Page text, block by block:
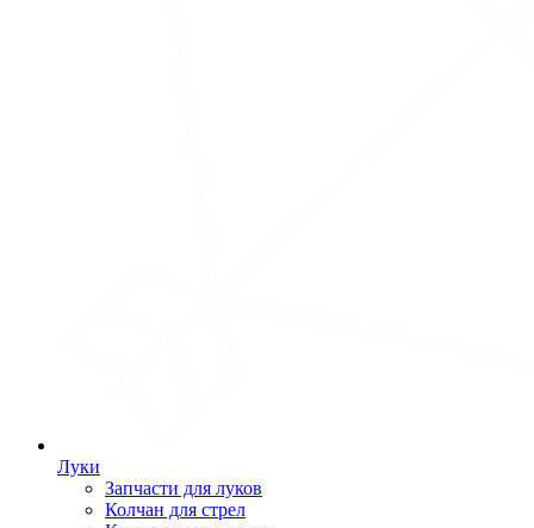
Луки
Запчасти для луков
Колчан для стрел